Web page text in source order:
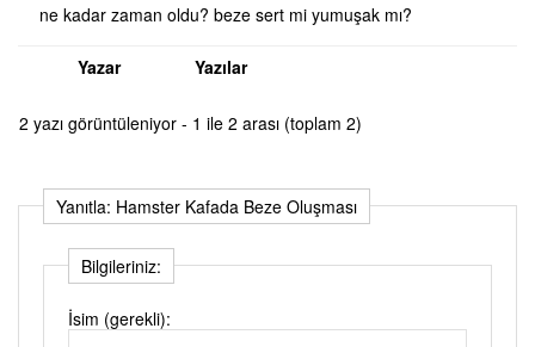
ne kadar zaman oldu? beze sert mi yumuşak mı?
Yazar Yazılar
2 yazı görüntüleniyor - 1 ile 2 arası (toplam 2)
Yanıtla: Hamster Kafada Beze Oluşması
Bilgileriniz:
İsim (gerekli):